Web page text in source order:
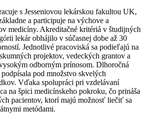
s Jesseniovou lekárskou fakultou UK,
a participuje na výchove a
medicíny. Akreditačné kritériá v študijných
lekár obhájilo v súčasnej dobe až 30
Jednotlivé pracoviská sa podieľajú na
projektov, vedeckých grantov a
odborným prínosom. Dlhoročná
pod množstvo skvelých
Vďaka spolupráci pri vzdelávaní
na špici medicínskeho pokroku, čo prináša
pacientov, ktorí majú možnosť liečiť sa
metódami.